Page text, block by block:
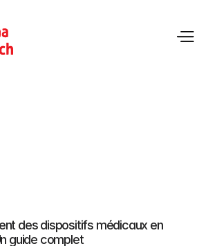
13 mai 2026
des dispositifs médicaux en
guide complet